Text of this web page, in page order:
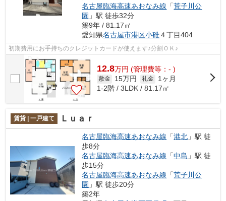
名古屋臨海高速あおなみ線 「荒子川公
園 」駅 徒歩32分
築9年 / 81.17㎡
愛知県名古屋市港区小碓４丁目404
初期費用にお手持ちのクレジットカードが使えます♪分割ＯＫ♪
12.8万円 (管理費等：- )
敷金 15万円 礼金
1ヶ月
1-2階 / 3LDK / 81.17㎡
賃貸 | 一戸建て Ｌｕａｒ
名古屋臨海高速あおなみ線 「港北 」駅 徒
歩8分
名古屋臨海高速あおなみ線 「中島 」駅 徒
歩15分
名古屋臨海高速あおなみ線 「荒子川公
園 」駅 徒歩20分
築2年